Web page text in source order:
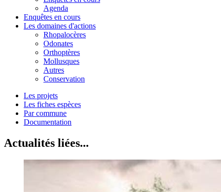
Agenda
Enquêtes en cours
Les domaines d'actions
Rhopalocères
Odonates
Orthoptères
Mollusques
Autres
Conservation
Les projets
Les fiches espèces
Par commune
Documentation
Actualités liées...